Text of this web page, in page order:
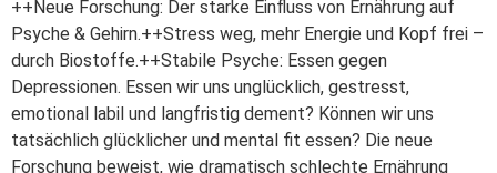
++Neue Forschung: Der starke Einfluss von Ernährung auf
Psyche & Gehirn.++Stress weg, mehr Energie und Kopf frei –
durch Biostoffe.++Stabile Psyche: Essen gegen
Depressionen. Essen wir uns unglücklich, gestresst,
emotional labil und langfristig dement? Können wir uns
tatsächlich glücklicher und mental fit essen? Die neue
Forschung beweist, wie dramatisch schlechte Ernährung